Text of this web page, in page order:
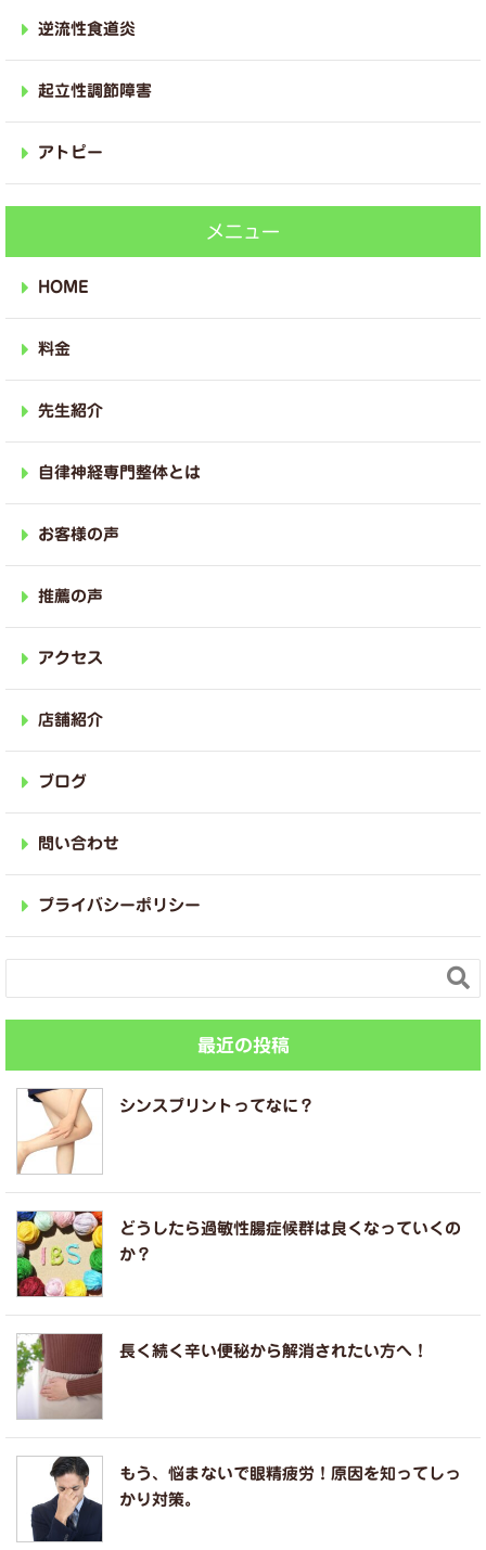
逆流性食道炎
起立性調節障害
アトピー
メニュー
HOME
料金
先生紹介
自律神経専門整体とは
お客様の声
推薦の声
アクセス
店舗紹介
ブログ
問い合わせ
プライバシーポリシー

最近の投稿
シンスプリントってなに？
どうしたら過敏性腸症候群は良くなっていくの
か？
長く続く辛い便秘から解消されたい方へ！
もう、悩まないで眼精疲労！原因を知ってしっ
かり対策。